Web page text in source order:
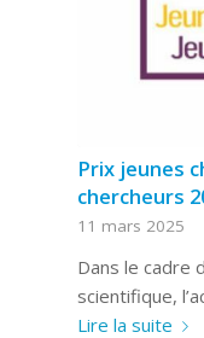
Prix jeunes
chercheurs
11 mars 2025
Dans le cadre
scientifique,
Lire la suite